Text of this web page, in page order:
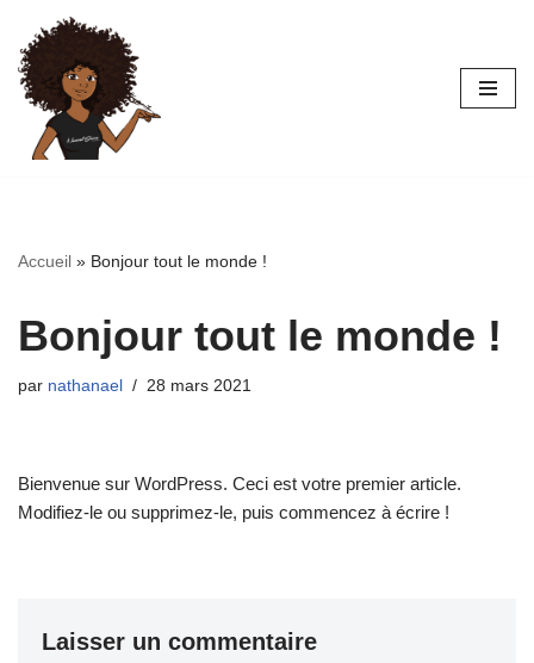
Aller
au
contenu
Accueil » Bonjour tout le monde !
Bonjour tout le monde !
par nathanael 28 mars 2021
Bienvenue sur WordPress. Ceci est votre premier article.
Modifiez-le ou supprimez-le, puis commencez à écrire !
Laisser un commentaire